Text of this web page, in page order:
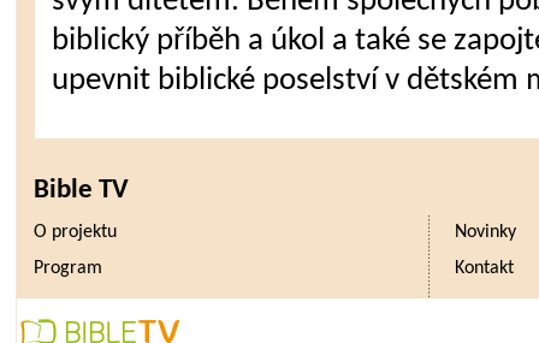
biblický příběh a úkol a také se
upevnit biblické poselství v dětském
Bible TV
O projektu
Novinky
Program
Kontakt